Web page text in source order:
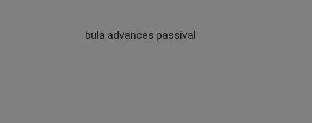
bula advances passival